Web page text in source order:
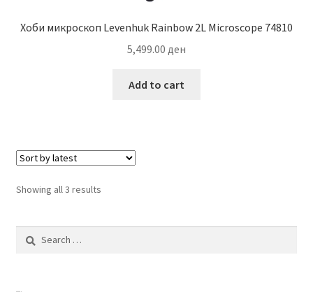
Хоби микроскоп Levenhuk Rainbow 2L Microscope 74810
5,499.00 ден
Add to cart
Showing all 3 resultsSorted